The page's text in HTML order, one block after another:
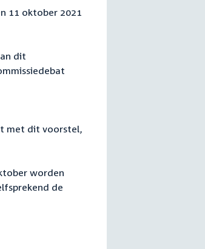
11 oktober 2021
dit
met dit voorstel,
worden
de